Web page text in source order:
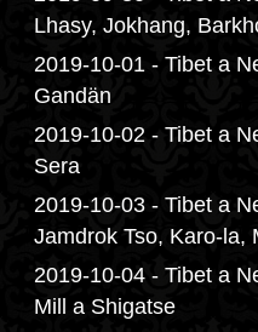
Lhasy, Jokhang,
2019-10-01 - Tibet a
Gandän
2019-10-02 - Tibet a
Sera
2019-10-03 - Tibet a
Jamdrok Tso, Karo-la,
2019-10-04 - Tibet a
Mill a Shigatse